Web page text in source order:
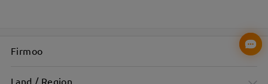
Firmoo
Land / Region